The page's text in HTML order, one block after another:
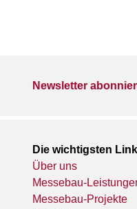
Newsletter
Die wichtigsten
Über uns
Messebau-
Messebau-Projekte